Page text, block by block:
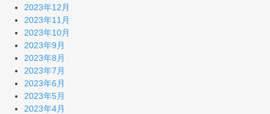
2023年12月
2023年11月
2023年10月
2023年9月
2023年8月
2023年7月
2023年6月
2023年5月
2023年4月